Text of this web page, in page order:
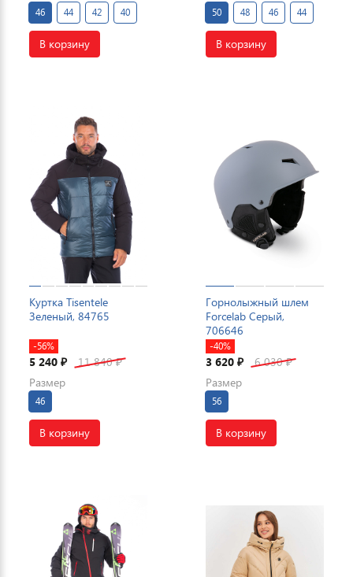
46 44 42 40
В корзину
50 48 46 44
В корзину
Куртка Tisentele
Зеленый, 84765
-56%
5 240 ₽ 11 840₽
Размер
46
В корзину
Горнолыжный шлем
Forcelab Серый,
706646
-40%
3 620 ₽ 6 030₽
Размер
56
В корзину